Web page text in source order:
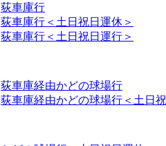
荻車庫行
荻車庫行＜土日祝日運休＞
荻車庫行＜土日祝日運行＞
荻車庫経由かどの球場行
荻車庫経由かどの球場行＜土日